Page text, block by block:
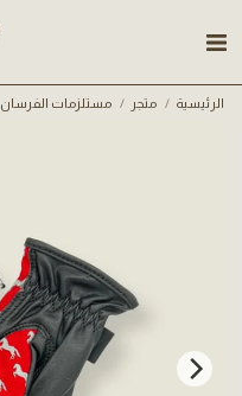
الرئيسية متجر مستلزمات الفرسان